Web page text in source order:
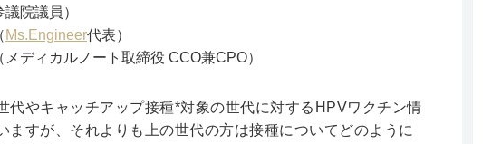
院議員）
Ms.Engineer代表）
ディカルノート取締役 CCO兼CPO）
代やキャッチアップ接種*対象の世代に対するHPVワクチン情
ますが、それよりも上の世代の方は接種についてどのように